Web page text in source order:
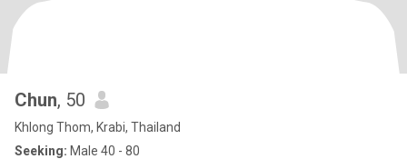
Chun, 50
Khlong Thom, Krabi, Thailand
Seeking: Male 40 - 80